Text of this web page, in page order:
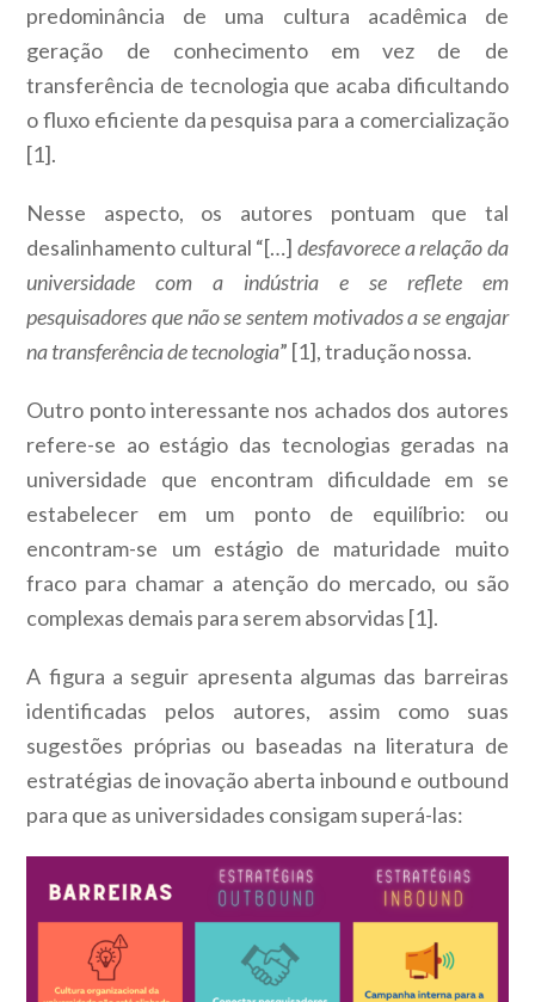
predominância de uma cultura acadêmica de
geração de conhecimento em vez de de
transferência de tecnologia que acaba dificultando
o fluxo eficiente da pesquisa para a comercialização
[1].
Nesse aspecto, os autores pontuam que tal
desalinhamento cultural “[…] desfavorece a relação da
universidade com a indústria e se reflete em
pesquisadores que não se sentem motivados a se engajar
na transferência de tecnologia” [1], tradução nossa.
Outro ponto interessante nos achados dos autores
refere-se ao estágio das tecnologias geradas na
universidade que encontram dificuldade em se
estabelecer em um ponto de equilíbrio: ou
encontram-se um estágio de maturidade muito
fraco para chamar a atenção do mercado, ou são
complexas demais para serem absorvidas [1].
A figura a seguir apresenta algumas das barreiras
identificadas pelos autores, assim como suas
sugestões próprias ou baseadas na literatura de
estratégias de inovação aberta inbound e outbound
para que as universidades consigam superá-las: